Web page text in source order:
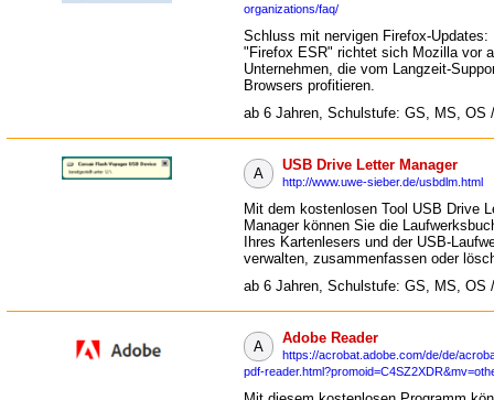
organizations/faq/
Schluss mit nervigen Firefox-Updates:
"Firefox ESR" richtet sich Mozilla vor
Unternehmen, die vom Langzeit-
Browsers profitieren.
ab 6 Jahren, Schulstufe: GS, MS, OS
A
USB Drive Letter Manager
http://www.uwe-sieber.de/usbdlm.html
Mit dem kostenlosen Tool USB Drive
Manager können Sie die
Ihres Kartenlesers und der USB-
verwalten, zusammenfassen oder
ab 6 Jahren, Schulstufe: GS, MS, OS
A
Adobe Reader
https://acrobat.adobe.com/de/de/
pdf-